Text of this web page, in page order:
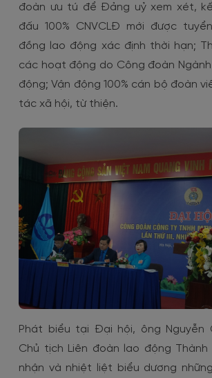
đoàn ưu tú để Đảng uỷ xem xét,
đấu 100% CNVCLĐ mới được
đồng lao động xác định thời hạn;
các hoạt động do Công đoàn
động; Vận động 100% cán bộ đoàn
tác xã hội, từ thiện.
Phát biểu tại Đại hội, ông Nguyễn
Chủ tịch Liên đoàn lao động Thành
nhận và nhiệt liệt biểu dương